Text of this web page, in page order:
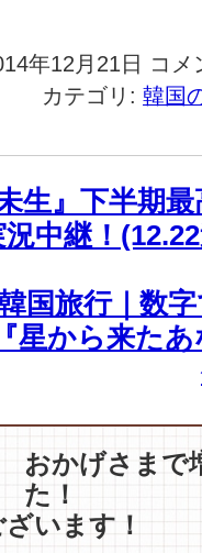
年12月21日
韓
国
旅
｜
食
ご
は
漁
編
ン
グ
コメ
カテゴリ: 韓国
生』下半期
中継！
国旅行｜数
星から来た
おかげさまで
た！
います！